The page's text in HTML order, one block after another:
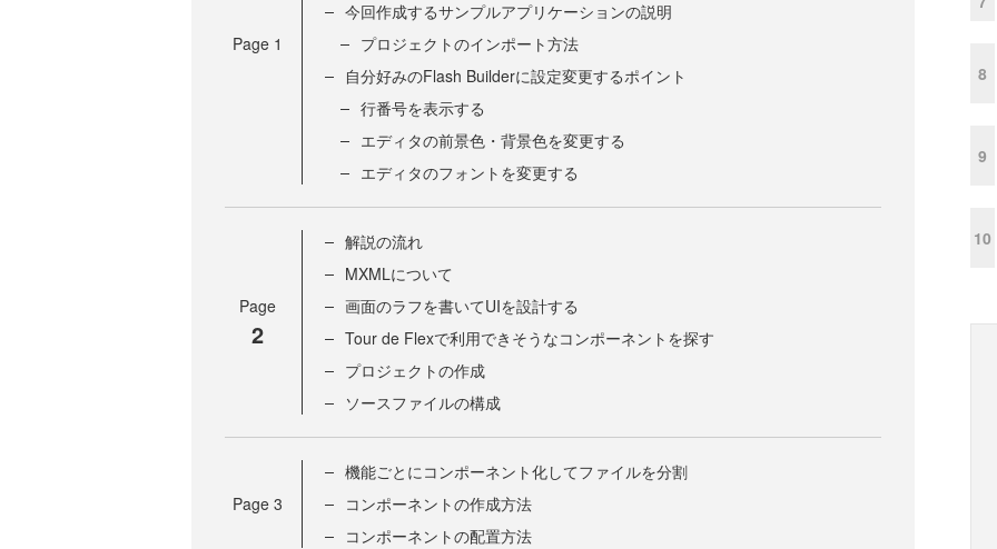
Page 1
今回作成するサンプルアプリケーションの説明
プロジェクトのインポート方法
自分好みのFlash Builderに設定変更するポイント
行番号を表示する
エディタの前景色・背景色を変更する
エディタのフォントを変更する
Page
2
解説の流れ
MXMLについて
画面のラフを書いてUIを設計する
Tour de Flexで利用できそうなコンポーネントを探す
プロジェクトの作成
ソースファイルの構成
Page 3
機能ごとにコンポーネント化してファイルを分割
コンポーネントの作成方法
コンポーネントの配置方法
8
9
10